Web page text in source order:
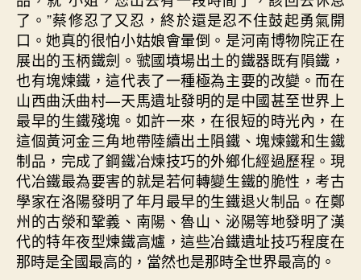
了。”蔡修忍了又忍，終於還是忍不住鼓起勇氣開
口。她真的很怕小姑娘會暈倒。是河南博物院正在
展出的玉柄鐵劍。虢國墳場出土的鐵器既有隕鐵，
也有塊煉鐵，這代表了一種極為主要的改變。而在
山西曲沃曲村—天馬遺址發明的是中國甚至世界上
最早的生鐵殘塊。如許一來，在很短的時光內，在
這個黃河金三角地帶陸續出土隕鐵、塊煉鐵和生鐵
制品，完成了鋼鐵冶煉技巧的外鄉化經過歷程。現
代冶鐵最為要害的就是若何轉變生鐵的脆性，考古
學家在洛陽發明了年月最早的生鐵退火制品。在鄭
州的古滎和鞏義、南陽、魯山、泌陽等地發明了漢
代的特年夜型煉鐵高爐，這些冶鐵遺址技巧程度在
那時是全國最高的，當然也是那時全世界最高的。